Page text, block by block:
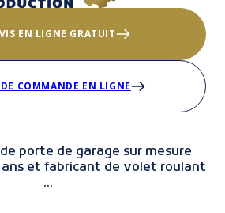
EN LIGNE GRATUIT
COMMANDE EN LIGNE
porte de garage sur mesure
ans et fabricant de volet roulant
...